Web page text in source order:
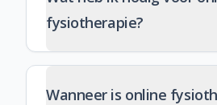
fysiotherapie?
Wanneer is online